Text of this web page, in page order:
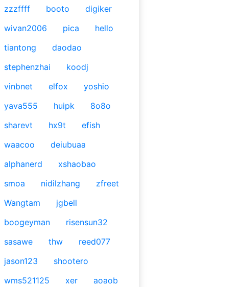
zzzffff
booto
digiker
wivan2006
pica
hello
tiantong
daodao
stephenzhai
koodj
vinbnet
elfox
yoshio
yava555
huipk
8o8o
sharevt
hx9t
efish
waacoo
deiubuaa
alphanerd
xshaobao
smoa
nidilzhang
zfreet
Wangtam
jgbell
boogeyman
risensun32
sasawe
thw
reed077
jason123
shootero
wms521125
xer
aoaob